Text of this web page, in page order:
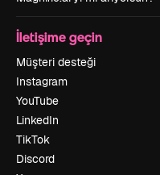
İletişime geçin
Müşteri desteği
Instagram
YouTube
LinkedIn
TikTok
Discord